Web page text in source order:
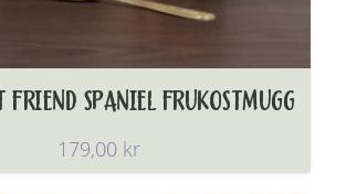
FRIEND SPANIEL FRUKOSTMUGG
179,00 kr